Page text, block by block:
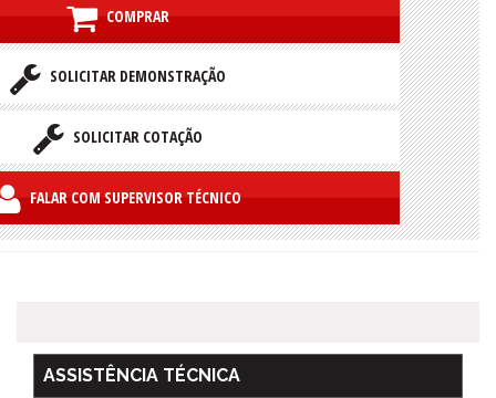
COMPRAR
SOLICITAR DEMONSTRAÇÃO
SOLICITAR COTAÇÃO
FALAR COM SUPERVISOR TÉCNICO
ASSISTÊNCIA TÉCNICA